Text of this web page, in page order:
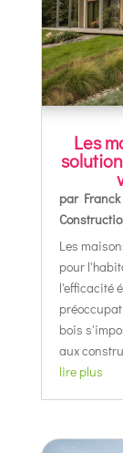
Les
par
Les
pour
l'efficacité
bois
aux
lire plus